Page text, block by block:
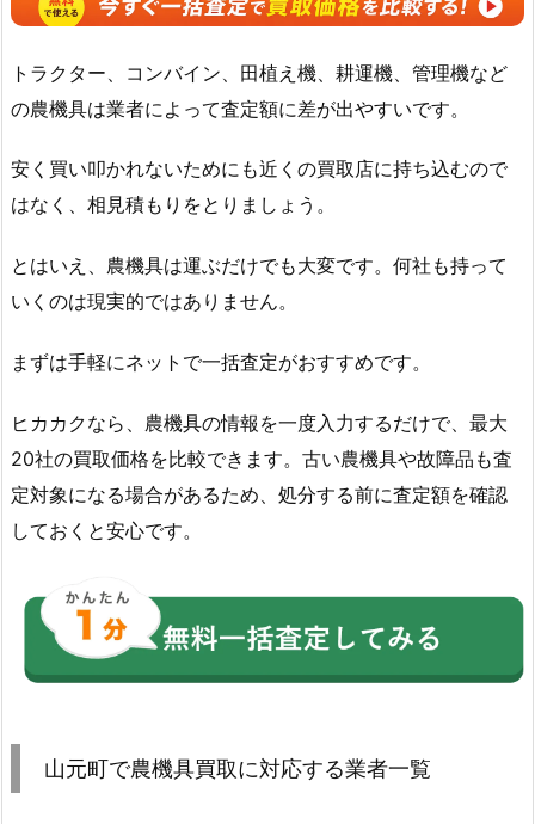
トラクター、コンバイン、田植え機、耕運機、管理機など
の農機具は業者によって査定額に差が出やすいです。
安く買い叩かれないためにも近くの買取店に持ち込むので
はなく、相見積もりをとりましょう。
とはいえ、農機具は運ぶだけでも大変です。何社も持って
いくのは現実的ではありません。
まずは手軽にネットで一括査定がおすすめです。
ヒカカクなら、農機具の情報を一度入力するだけで、最大
20社の買取価格を比較できます。古い農機具や故障品も査
定対象になる場合があるため、処分する前に査定額を確認
しておくと安心です。
山元町で農機具買取に対応する業者一覧